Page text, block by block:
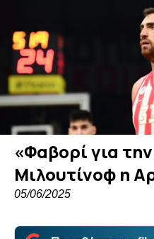
«Φαβορί για
Μιλουτίνοφ η
05/06/2025